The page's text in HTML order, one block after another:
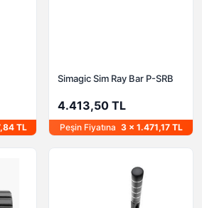
TL
Simagic Sim Ray Bar P-SRB
4.413,50 TL
Peşin Fiyatına 3 x 1.471,17 TL